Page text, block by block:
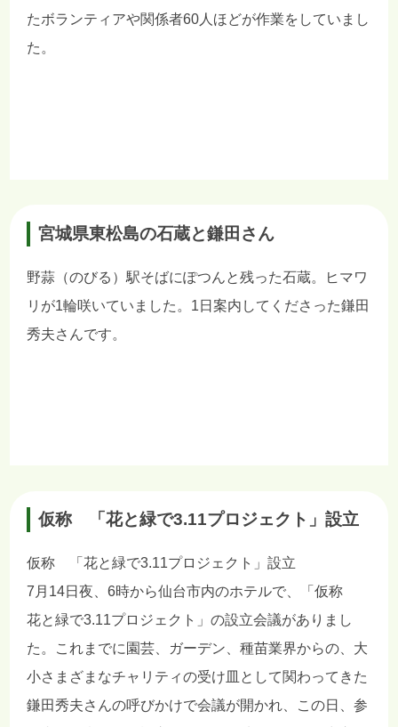
たボランティアや関係者60人ほどが作業をしていまし
た。
宮城県東松島の石蔵と鎌田さん
野蒜（のびる）駅そばにぽつんと残った石蔵。ヒマワ
リが1輪咲いていました。1日案内してくださった鎌田
秀夫さんです。
仮称 「花と緑で3.11プロジェクト」設立
仮称 「花と緑で3.11プロジェクト」設立
7月14日夜、6時から仙台市内のホテルで、「仮称
花と緑で3.11プロジェクト」の設立会議がありまし
た。これまでに園芸、ガーデン、種苗業界からの、大
小さまざまなチャリティの受け皿として関わってきた
鎌田秀夫さんの呼びかけで会議が開かれ、この日、参